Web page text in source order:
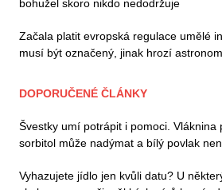
bohužel skoro nikdo nedodržuje
Začala platit evropská regulace umělé
musí být označený, jinak hrozí
DOPORUČENÉ ČLÁNKY
Švestky umí potrápit i pomoci. Vláknina
sorbitol může nadýmat a bílý povlak
Vyhazujete jídlo jen kvůli datu? U